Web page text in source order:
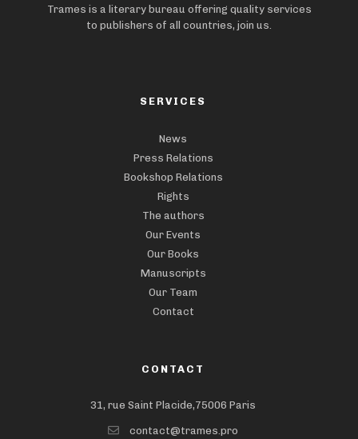
Trames is a literary bureau offering quality services
to publishers of all countries, join us.
SERVICES
News
Press Relations
Bookshop Relations
Rights
The authors
Our Events
Our Books
Manuscripts
Our Team
Contact
CONTACT
31, rue Saint Placide,75006 Paris
contact@trames.pro